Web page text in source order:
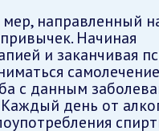
направленный
Начиная
и заканчивая
с данным
день от